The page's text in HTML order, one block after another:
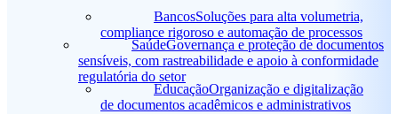
BancosSoluções para alta volumetria,
compliance rigoroso e automação de processos
EducaçãoOrganização e digitalização
de documentos acadêmicos e administrativos
SaúdeGovernança e proteção de documentos
sensíveis, com rastreabilidade e apoio à conformidade
regulatória do setor